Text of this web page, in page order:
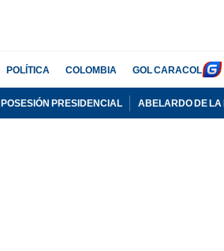
POLÍTICA COLOMBIA GOL CARACOL
POSESIÓN PRESIDENCIAL ABELARDO DE LA